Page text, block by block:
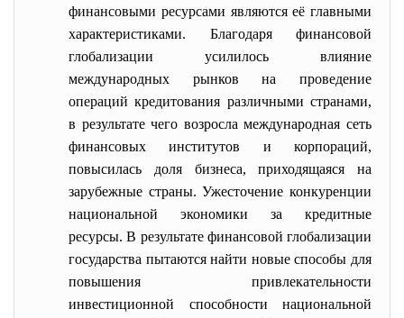
финансовыми ресурсами являются её главными
характеристиками. Благодаря финансовой
глобализации усилилось влияние
международных рынков на проведение
операций кредитования различными странами,
в результате чего возросла международная сеть
финансовых институтов и корпораций,
повысилась доля бизнеса, приходящаяся на
зарубежные страны. Ужесточение конкуренции
национальной экономики за кредитные
ресурсы. В результате финансовой глобализации
государства пытаются найти новые способы для
повышения привлекательности
инвестиционной способности национальной